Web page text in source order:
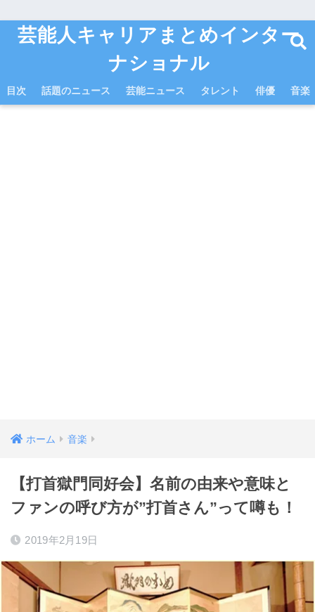
芸能人キャリアまとめインター
ナショナル
目次 話題のニュース 芸能ニュース タレント 俳優 音楽
ホーム 音楽
【打首獄門同好会】名前の由来や意味と
ファンの呼び方が”打首さん”って噂も！
2019年2月19日